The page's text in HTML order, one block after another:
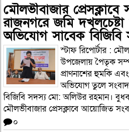
মৌলভীবাজার প্রেসক্লাবে
রাজনগরে জমি
অভিযোগ সাবেক বিজিবি
স্টাফ রিপোর্টার :
উপজেলায় পৈতৃক
প্রাণনাশের হুমকি
অভিযোগ তুলে
বিজিবি সদস্য মো: অলিউর রহমান।
মৌলভীবাজার প্রেসক্লাবে আয়োজিত
০